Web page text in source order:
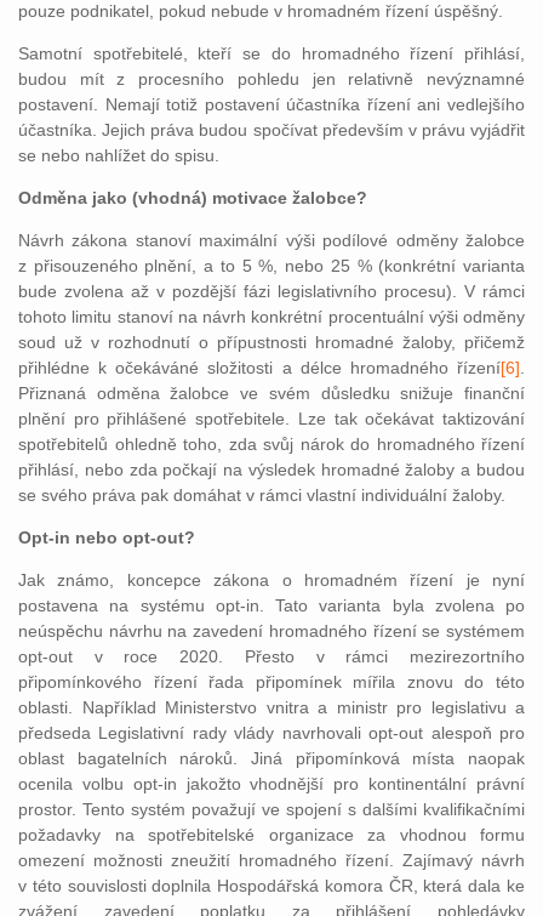
pouze podnikatel, pokud nebude v hromadném řízení úspěšný.
Samotní spotřebitelé, kteří se do hromadného řízení přihlásí,
budou mít z procesního pohledu jen relativně nevýznamné
postavení. Nemají totiž postavení účastníka řízení ani vedlejšího
účastníka. Jejich práva budou spočívat především v právu vyjádřit
se nebo nahlížet do spisu.
Odměna jako (vhodná) motivace žalobce?
Návrh zákona stanoví maximální výši podílové odměny žalobce
z přisouzeného plnění, a to 5 %, nebo 25 % (konkrétní varianta
bude zvolena až v pozdější fázi legislativního procesu). V rámci
tohoto limitu stanoví na návrh konkrétní procentuální výši odměny
soud už v rozhodnutí o přípustnosti hromadné žaloby, přičemž
přihlédne k očekáváné složitosti a délce hromadného řízení[6]
Přiznaná odměna žalobce ve svém důsledku snižuje finanční
plnění pro přihlášené spotřebitele. Lze tak očekávat taktizování
spotřebitelů ohledně toho, zda svůj nárok do hromadného řízení
přihlásí, nebo zda počkají na výsledek hromadné žaloby a budou
se svého práva pak domáhat v rámci vlastní individuální žaloby.
Opt-in nebo opt-out?
Jak známo, koncepce zákona o hromadném řízení je nyní
postavena na systému opt-in. Tato varianta byla zvolena po
neúspěchu návrhu na zavedení hromadného řízení se systémem
opt-out v roce 2020. Přesto v rámci mezirezortního
připomínkového řízení řada připomínek mířila znovu do této
oblasti. Například Ministerstvo vnitra a ministr pro legislativu a
předseda Legislativní rady vlády navrhovali opt-out alespoň pro
oblast bagatelních nároků. Jiná připomínková místa naopak
ocenila volbu opt-in jakožto vhodnější pro kontinentální právní
prostor. Tento systém považují ve spojení s dalšími kvalifikačními
požadavky na spotřebitelské organizace za vhodnou formu
omezení možnosti zneužití hromadného řízení. Zajímavý návrh
v této souvislosti doplnila Hospodářská komora ČR, která dala ke
zvážení zavedení poplatku za přihlášení pohledávky